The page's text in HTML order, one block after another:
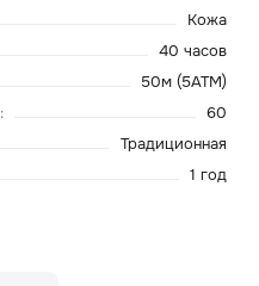
Кожа
40 часов
50м (5ATM)
:
60
Традиционная
1 год